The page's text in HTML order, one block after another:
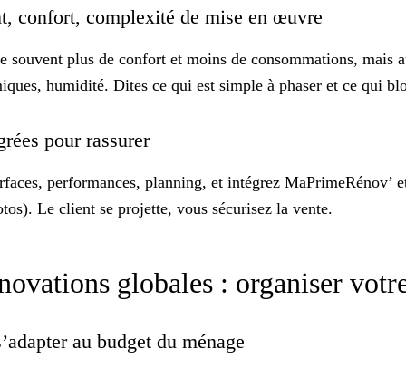
confort, complexité de mise en œuvre
plus de confort et moins de consommations, mais
humidité. Dites ce qui est simple à phaser et ce qui
pour rassurer
performances, planning, et intégrez
Le client se projette, vous sécurisez la vente.
globales : organiser
au budget du ménage